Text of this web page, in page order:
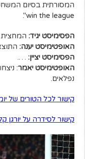
win the league".
הפסימיסט יגיד: המחצית
האופטימיסט יענה:
הפסימיסט יציין: ….
האופטימיסט יאמר:
נפלאים.
קישור לכל הטורים של
קישור לסידרה על יורגן